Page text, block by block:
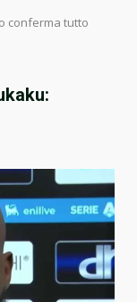
conferma tutto